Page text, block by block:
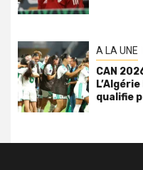
A LA UNE
CAN
qualifie